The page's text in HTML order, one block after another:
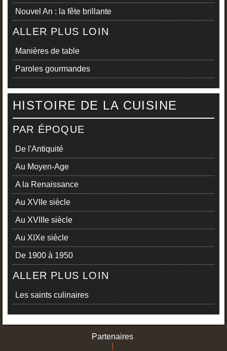
Nouvel An : la fête brillante
ALLER PLUS LOIN
Manières de table
Paroles gourmandes
HISTOIRE DE LA CUISINE
PAR ÉPOQUE
De l'Antiquité
Au Moyen-Age
A la Renaissance
Au XVIIe siècle
Au XVIIIe siècle
Au XIXe siècle
De 1900 à 1950
ALLER PLUS LOIN
Les saints culinaires
Partenaires